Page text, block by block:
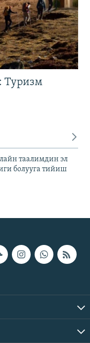
Туризм
таалимдин эл
болууга тийиш